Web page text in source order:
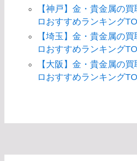
【神戸】金・貴金属の
ロおすすめランキング
【埼玉】金・貴金属の
ロおすすめランキング
【大阪】金・貴金属の
ロおすすめランキング